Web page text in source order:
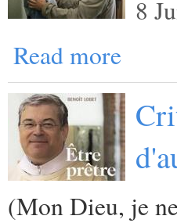
8
Read more
(Mon Dieu, je